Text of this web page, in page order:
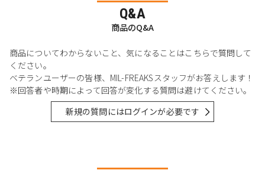
Q&A
商品のQ&A
商品についてわからないこと、気になることはこちらで質問して
ください。
ベテランユーザーの皆様、MIL-FREAKSスタッフがお答えします！
※回答者や時期によって回答が変化する質問は避けてください。
新規の質問にはログインが必要です